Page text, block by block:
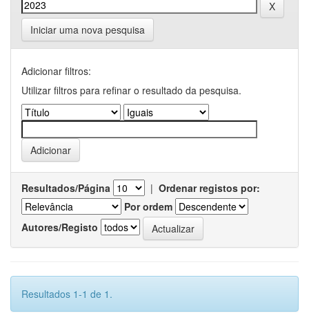
Iniciar uma nova pesquisa
Adicionar filtros:
Utilizar filtros para refinar o resultado da pesquisa.
Resultados/Página | Ordenar registos por:
Por ordem
Autores/Registo
Resultados 1-1 de 1.